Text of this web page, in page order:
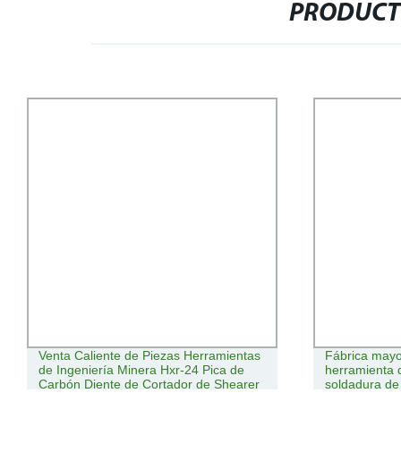
Venta Caliente de Piezas Herramientas
de Ingeniería Minera Hxr-24 Pica de
Carbón Diente de Cortador de Shearer
Fábrica
herramienta
soldadura